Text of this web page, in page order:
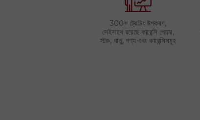
300+ ট্রেডিং উপকরণ,
সেইসাথে রয়েছে কারেন্সি পেয়ার,
স্টক, ধাতু, পণ্য এবং কারেন্সিসমূহ